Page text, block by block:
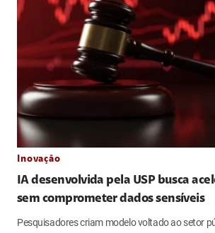
Inovação
IA desenvolvida pela USP busca
sem comprometer dados sensíveis
Pesquisadores criam modelo voltado ao setor